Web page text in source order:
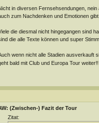
in diversen Fernsehsendungen,
zum Nachdenken und Emotionen
die diesmal nicht hingegangen sind
die alle Texte können und super
wenn nicht alle Stadien ausverkauft
bald mit Club und Europa Tour
(Zwischen-) Fazit der Tour
Zitat: